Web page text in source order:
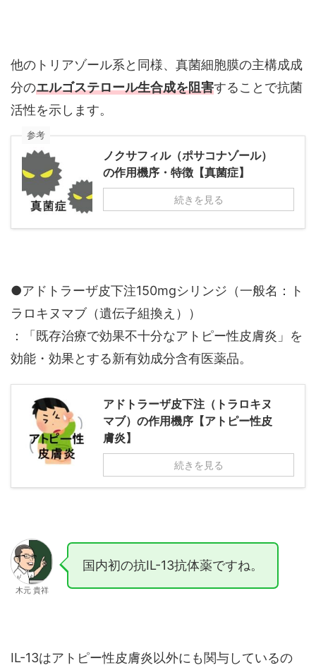
他のトリアゾール系と同様、真菌細胞膜の主構成成
分のエルゴステロール生合成を阻害することで抗菌
活性を示します。
参考
ノクサフィル（ポサコナゾール）
の作用機序・特徴【真菌症】
続きを見る
●アドトラーザ皮下注150mgシリンジ（一般名：ト
ラロキヌマブ（遺伝子組換え））
：「既存治療で効果不十分なアトピー性皮膚炎」を
効能・効果とする新有効成分含有医薬品。
アドトラーザ皮下注（トラロキヌ
マブ）の作用機序【アトピー性皮
膚炎】
続きを見る
木元 貴祥
国内初の抗IL-13抗体薬ですね。
IL-13はアトピー性皮膚炎以外にも関与しているの